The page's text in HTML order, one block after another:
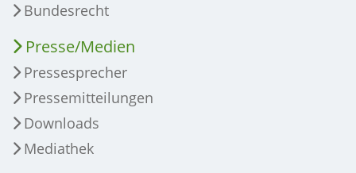
Bundesrecht
Presse/Medien
Pressesprecher
Pressemitteilungen
Downloads
Mediathek